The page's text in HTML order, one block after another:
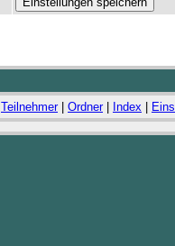
Teilnehmer| Ordner| Index